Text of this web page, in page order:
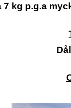
7 kg p.g.a